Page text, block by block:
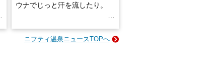
ウナでじっと汗を流したり。
そんな「一人でぼんやり過ごす
ニフティ温泉ニュースTOPへ